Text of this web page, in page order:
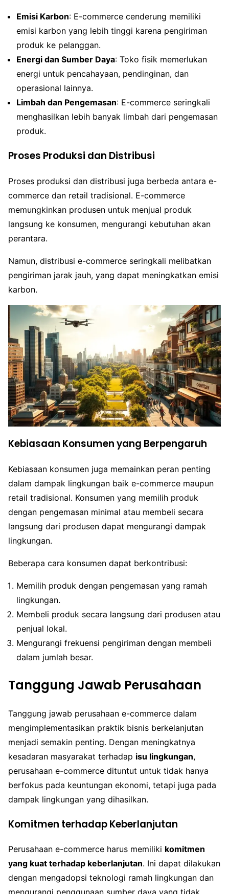
Emisi Karbon: E-commerce cenderung memiliki
emisi karbon yang lebih tinggi karena pengiriman
produk ke pelanggan.
Energi dan Sumber Daya: Toko fisik memerlukan
energi untuk pencahayaan, pendinginan, dan
operasional lainnya.
Limbah dan Pengemasan: E-commerce seringkali
menghasilkan lebih banyak limbah dari pengemasan
produk.
Proses Produksi dan Distribusi
Proses produksi dan distribusi juga berbeda antara e-
commerce dan retail tradisional. E-commerce
memungkinkan produsen untuk menjual produk
langsung ke konsumen, mengurangi kebutuhan akan
perantara.
Namun, distribusi e-commerce seringkali melibatkan
pengiriman jarak jauh, yang dapat meningkatkan emisi
karbon.
Kebiasaan Konsumen yang Berpengaruh
Kebiasaan konsumen juga memainkan peran penting
dalam dampak lingkungan baik e-commerce maupun
retail tradisional. Konsumen yang memilih produk
dengan pengemasan minimal atau membeli secara
langsung dari produsen dapat mengurangi dampak
lingkungan.
Beberapa cara konsumen dapat berkontribusi:
Memilih produk dengan pengemasan yang ramah
lingkungan.
Membeli produk secara langsung dari produsen atau
penjual lokal.
Mengurangi frekuensi pengiriman dengan membeli
dalam jumlah besar.
Tanggung Jawab Perusahaan
Tanggung jawab perusahaan e-commerce dalam
mengimplementasikan praktik bisnis berkelanjutan
menjadi semakin penting. Dengan meningkatnya
kesadaran masyarakat terhadap isu lingkungan,
perusahaan e-commerce dituntut untuk tidak hanya
berfokus pada keuntungan ekonomi, tetapi juga pada
dampak lingkungan yang dihasilkan.
Komitmen terhadap Keberlanjutan
Perusahaan e-commerce harus memiliki komitmen
yang kuat terhadap keberlanjutan. Ini dapat dilakukan
dengan mengadopsi teknologi ramah lingkungan dan